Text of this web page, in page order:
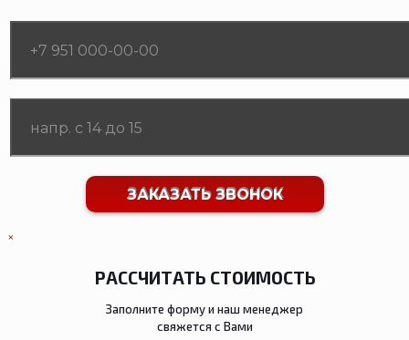
×
РАССЧИТАТЬ СТОИМОСТЬ
Заполните форму и наш менеджер
свяжется с Вами